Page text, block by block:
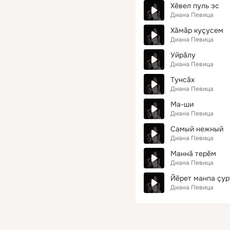
Хĕвел пуль эс
Диана Певица
Хăмăр куçусем
Диана Певица
Уйрăлу
Диана Певица
Тунсăх
Диана Певица
Ма-ши
Диана Певица
Самый нежный
Диана Певица
Маннă терĕм
Диана Певица
Йĕрет манпа
Диана Певица